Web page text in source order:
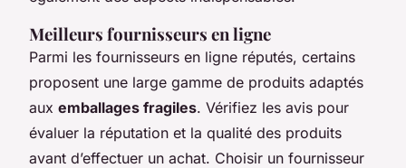
Meilleurs fournisseurs en ligne
Parmi les fournisseurs en ligne réputés, certains
proposent une large gamme de produits adaptés
aux emballages fragiles. Vérifiez les avis pour
évaluer la réputation et la qualité des produits
avant d’effectuer un achat. Choisir un fournisseur